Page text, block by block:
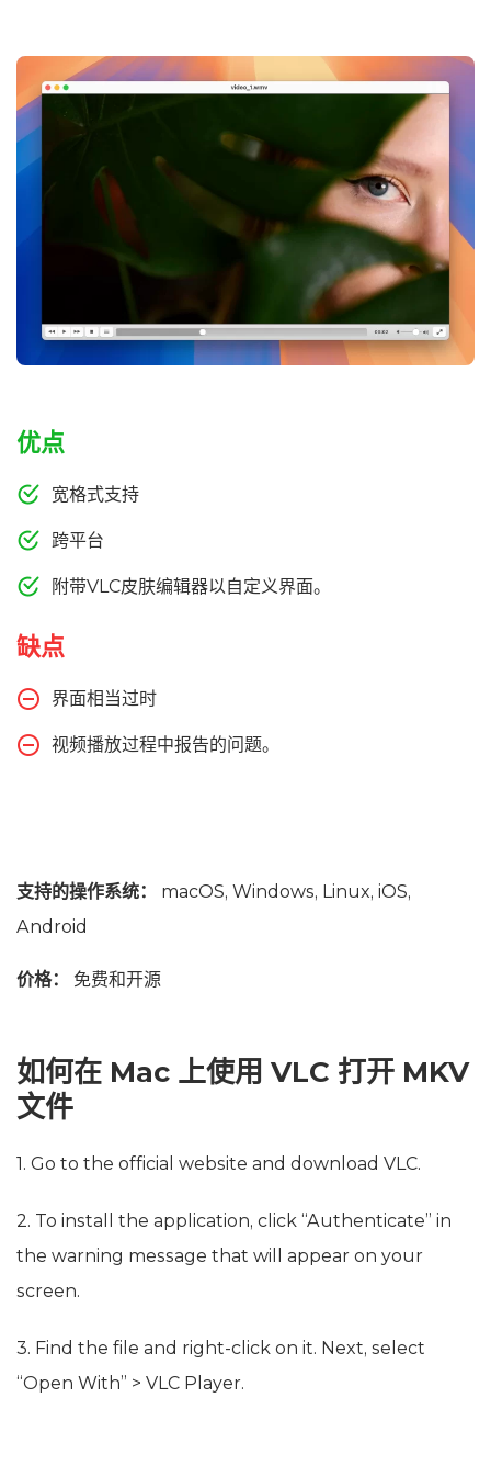
优点
宽格式支持
跨平台
附带VLC皮肤编辑器以自定义界面。
缺点
界面相当过时
视频播放过程中报告的问题。
支持的操作系统：
macOS, Windows, Linux, iOS,
Android
价格： 免费和开源
如何在 Mac 上使用 VLC 打开 MKV
文件
1. Go to the official website and download VLC.
2. To install the application, click “Authenticate” in
the warning message that will appear on your
screen.
3. Find the file and right-click on it. Next, select
“Open With” > VLC Player.